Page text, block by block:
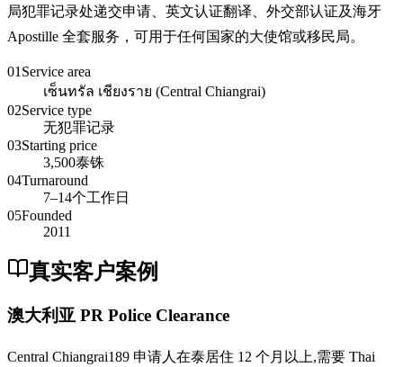
局犯罪记录处递交申请、英文认证翻译、外交部认证及海牙
Apostille 全套服务，可用于任何国家的大使馆或移民局。
01 Service area
เซ็นทรัล เชียงราย (Central Chiangrai)
02Service type
无犯罪记录
03Starting price
3,500泰铢
04Turnaround
7–14个工作日
05Founded
2011
真实客户案例
澳大利亚 PR Police Clearance
Central Chiangrai189 申请人在泰居住 12 个月以上,需要 Thai